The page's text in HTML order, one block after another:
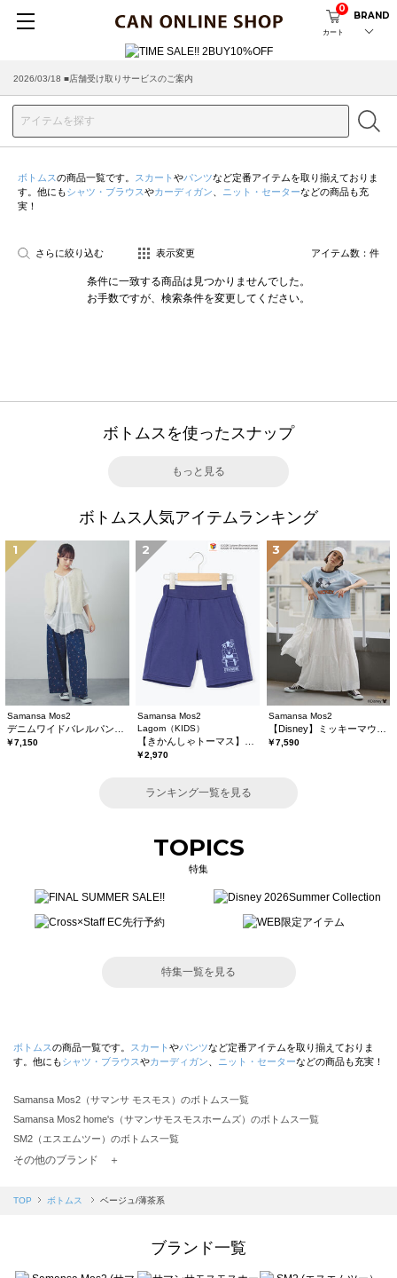
カート
0
BRAND
2026/03/18 ■店舗受け取りサービスのご案内
ボトムスの商品一覧です。 スカート やパンツなど定番アイテムを取り揃えておりま
す。他にもシャツ・ブラウスやカーディガン ニット・セーターなどの商品も充
実！
さらに絞り込む 表示変更 アイテム数： 件
条件に一致する商品は見つかりませんでした。
お手数ですが、検索条件を変更してください。
ボトムスを使ったスナップ
もっと見る
ボトムス人気アイテムランキング
1
Samansa Mos2
￥7,150
2
Samansa Mos2
Lagom（KIDS）
￥2,970
3
Samansa Mos2
￥7,590
ランキング一覧を見る
TOPICS
特集
特集一覧を見る
ボトムスの商品一覧です。 スカート やパンツなど定番アイテムを取り揃えておりま
す。他にもシャツ・ブラウスやカーディガン ニット・セーターなどの商品も充実！
Samansa Mos2（サマンサ モスモス）のボトムス一覧
Samansa Mos2 home's（サマンサモスモスホームズ）のボトムス一覧
SM2（エスエムツー）のボトムス一覧
TSUHARU by Samansa Mos2（ツハルバイサマンサモスモス）のボトムス一覧
Samansa Mos2 blue（サマンサモスモス ブルー）のボトムス一覧
sō4ū（ソウフォーユー）のボトムス一覧
Te chichi（テチチ）のボトムス一覧
その他のブランド ＋
TOP ボトムス ベージュ/薄茶系
ブランド一覧